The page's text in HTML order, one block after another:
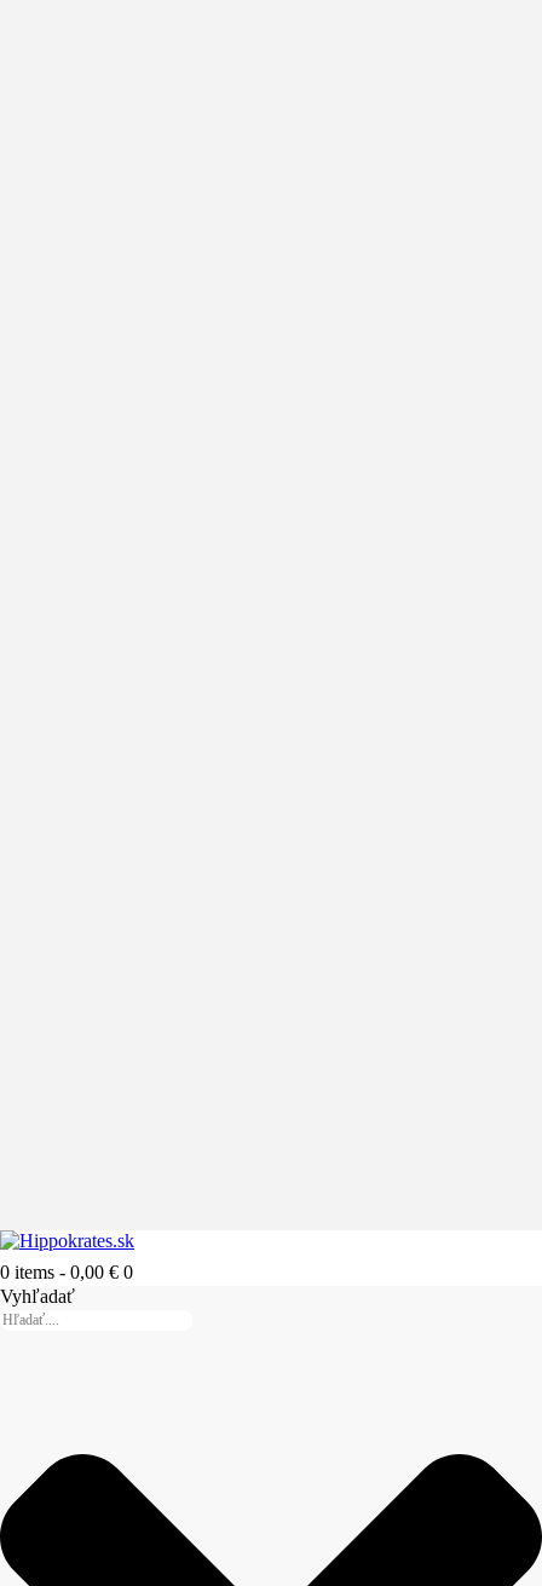
0 items - 0,00 € 0
Vyhľadať